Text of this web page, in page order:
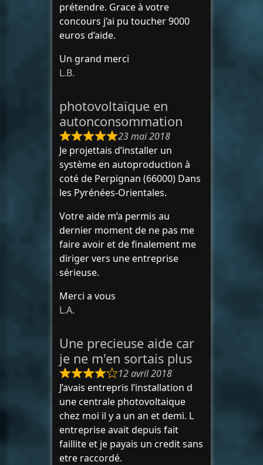
prétendre. Grace à votre
concours j’ai pu toucher 9000
euros d’aide.
Un grand merci
L.B.
photovoltaïque en
autonconsommation
23 mai 2018
Je projettais d’installer un
système en autoproduction à
coté de Perpignan (66000) Dans
les Pyrénées-Orientales.
Votre aide m’a permis au
dernier moment de ne pas me
faire avoir et de finalement me
diriger vers une entreprise
sérieuse.
Merci a vous
L.A.
Une precieuse aide car
je ne m'en sortais plus
12 avril 2018
J’avais entrepris l’installation d
une centrale photovoltaique
chez moi il y a un an et demi. L
entreprise avait depuis fait
faillite et je payais un credit sans
etre raccordé.